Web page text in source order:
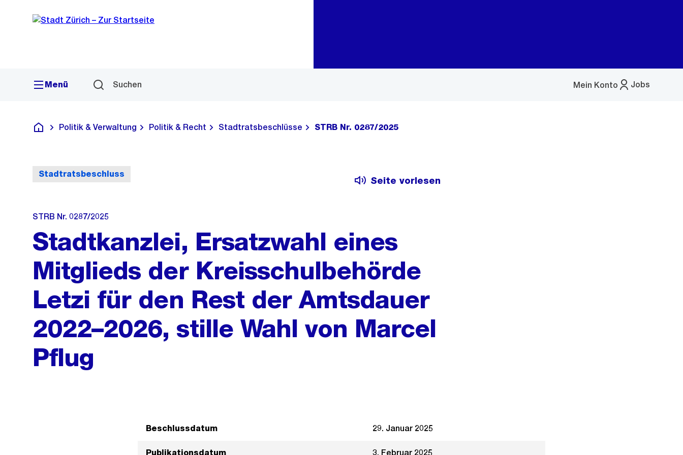
Navigation
Sprunglink
Menü Suchen Jobs
Mein Konto
Menü
Deutsch
Politik & Verwaltung Politik & Recht Stadtratsbeschlüsse STRB Nr. 0287/2025
Stadtratsbeschluss
Seite vorlesen
STRB Nr. 0287/2025
Stadtkanzlei, Ersatzwahl eines
Mitglieds der Kreisschulbehörde
Letzi für den Rest der Amtsdauer
2022–2026, stille Wahl von Marcel
Pflug
Beschlussdatum 29. Januar 2025
Publikationsdatum 3. Februar 2025